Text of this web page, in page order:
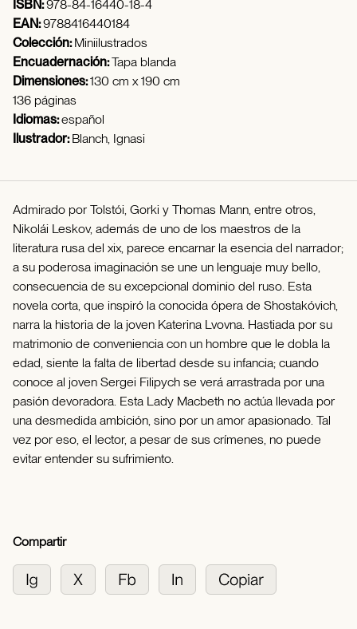
ISBN:978-84-16440-18-4
EAN:9788416440184
Colección:Miniilustrados
Encuadernación:Tapa blanda
Dimensiones:130 cm x 190 cm
136 páginas
Idiomas:español
Ilustrador:Blanch, Ignasi
Admirado por Tolstói, Gorki y Thomas Mann, entre otros,
Nikolái Leskov, además de uno de los maestros de la
literatura rusa del xix, parece encarnar la esencia del narrador;
a su poderosa imaginación se une un lenguaje muy bello,
consecuencia de su excepcional dominio del ruso. Esta
novela corta, que inspiró la conocida ópera de Shostakóvich,
narra la historia de la joven Katerina Lvovna. Hastiada por su
matrimonio de conveniencia con un hombre que le dobla la
edad, siente la falta de libertad desde su infancia; cuando
conoce al joven Sergei Filipych se verá arrastrada por una
pasión devoradora. Esta Lady Macbeth no actúa llevada por
una desmedida ambición, sino por un amor apasionado. Tal
vez por eso, el lector, a pesar de sus crímenes, no puede
evitar entender su sufrimiento.
Compartir